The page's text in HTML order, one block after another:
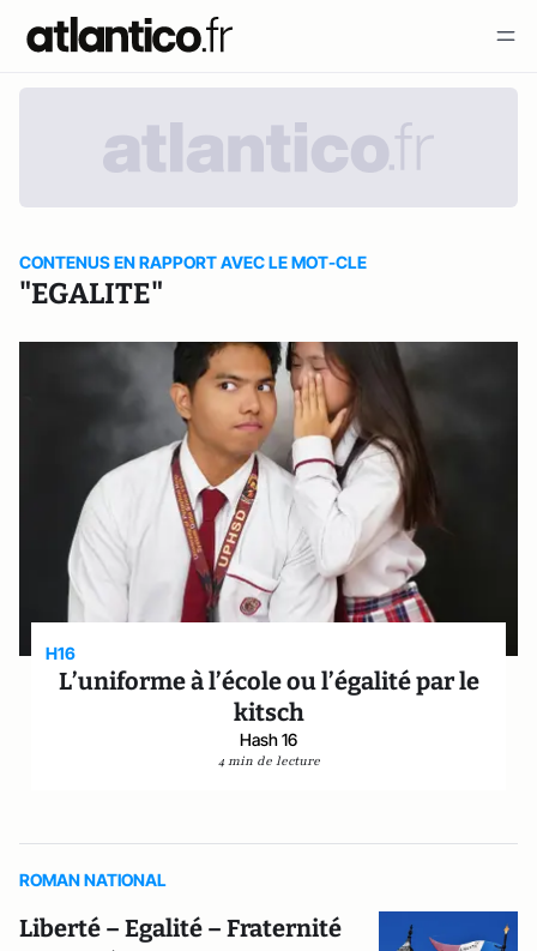
CONTENUS EN RAPPORT AVEC LE MOT-CLE
"EGALITE"
H16
L’uniforme à l’école ou l’égalité par le
kitsch
Hash 16
4 min de lecture
ROMAN NATIONAL
Liberté – Egalité – Fraternité